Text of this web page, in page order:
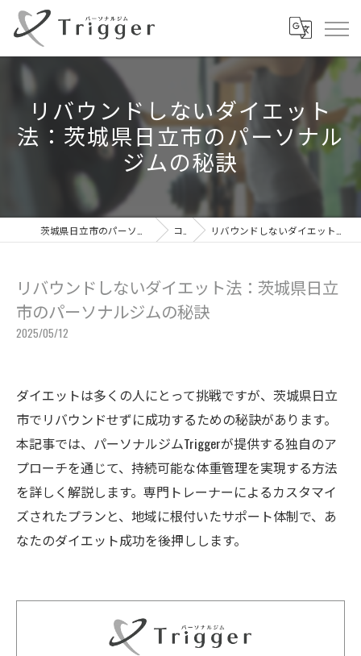
リバウンドしないダイエット
法：茨城県日立市のパーソナル
ジムの秘訣
コラム リバウンドしないダイエット法：茨城県日立市のパーソナルジムの秘訣
リバウンドしないダイエット法：茨城県日立
市のパーソナルジムの秘訣
2025/05/12
ダイエットは多くの人にとって挑戦ですが、茨城県日立
市でリバウンドせずに成功するための秘訣があります。
本記事では、パーソナルジムTriggerが提供する独自のア
プローチを通じて、持続可能な体重管理を実現する方法
を詳しく解説します。専門トレーナーによるカスタマイ
ズされたプランと、地域に根付いたサポート体制で、あ
なたのダイエット成功を後押しします。